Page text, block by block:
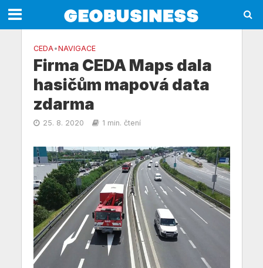
CEDA•NAVIGACE
Firma CEDA Maps dala
hasičům mapová data
zdarma
25. 8. 2020 1 min. čtení